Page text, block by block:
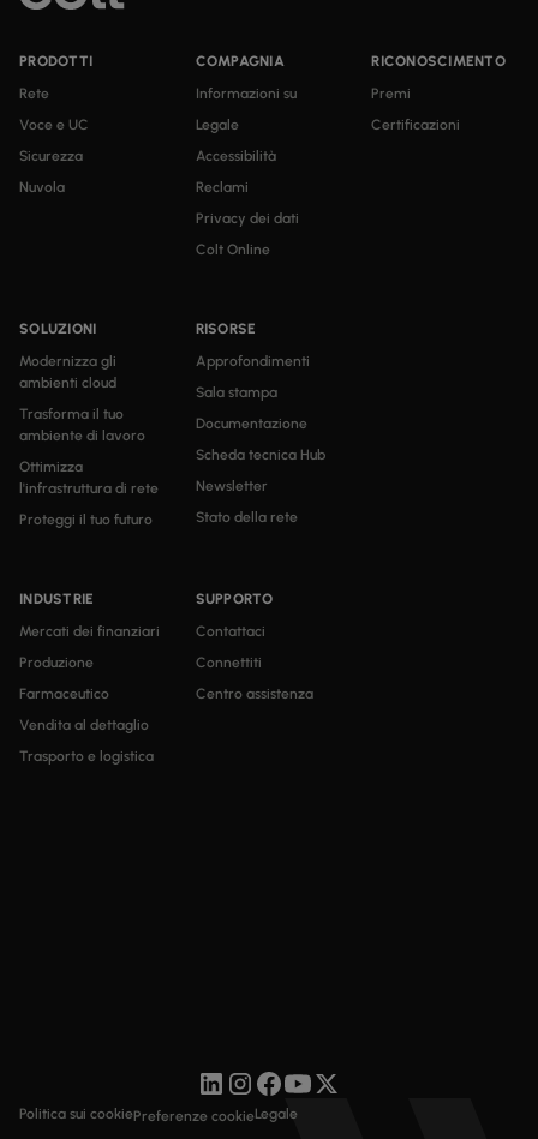
PRODOTTI
Rete
Voce e UC
Sicurezza
Nuvola
SOLUZIONI
Modernizza gli
ambienti cloud
Trasforma il tuo
ambiente di lavoro
Ottimizza
l'infrastruttura di rete
Proteggi il tuo futuro
INDUSTRIE
Mercati dei finanziari
Produzione
Farmaceutico
Vendita al dettaglio
Trasporto e logistica
RISORSE
Approfondimenti
Sala stampa
Documentazione
Scheda tecnica Hub
Newsletter
Stato della rete
COMPAGNIA
Informazioni su
Legale
Accessibilità
Reclami
Privacy dei dati
Colt Online
SUPPORTO
Contattaci
Connettiti
Centro assistenza
RICONOSCIMENTO
Premi
Certificazioni
Politica sui cookiePreferenze cookieLegale